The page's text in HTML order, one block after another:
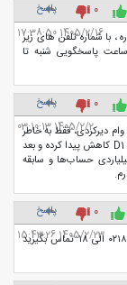
پاسخ 0
1405/2/16 17:38:50
، با شماره تلفن های زیر
تماس بگیرید. 02188003916 02188003917 02188003918 ساعت پاسخگویی شنبه تا
پاسخ 0
1405/2/2 03:10:13
دیرکردی، فقط به خاطر
یک فقره چک ۷ میلیونی که همان روز بعد رفع سوءاثر شد، از B به D1 کاهش پیدا کرده و بعد
حساب‌ها و سابقه
پاسخ 0
1405/2/23 15:43:26با سلام، برای دریافت مشاوره تخصصی با شماره ۰۲۱۸۸۰۰۳۹۱۶ الی ۱۸ تماس بگیرید